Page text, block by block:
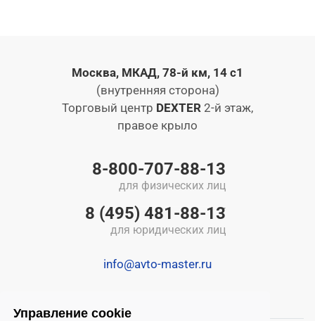
Управление cookie
Москва, МКАД, 78-й км, 14 с1
(внутренняя сторона)
Торговый центр DEXTER 2-й этаж,
правое крыло
8-800-707-88-13
для физических лиц
8 (495) 481-88-13
для юридических лиц
info@avto-master.ru